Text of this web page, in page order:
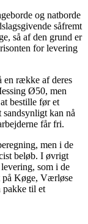
og natborde
såfremt
så af den grund er
for levering
en række af deres
Ø50, men
bestille før et
kan nå
får fri.
men i de
beløb. I øvrigt
som i de
på Køge, Værløse
pakke til et